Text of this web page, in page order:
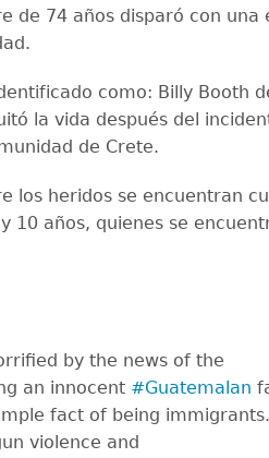
de 74 años disparó con una
como: Billy Booth
la vida después del
de Crete.
los heridos se encuentran
10 años, quienes se
by the news of the
an innocent #Guatemalan
fact of being
violence and